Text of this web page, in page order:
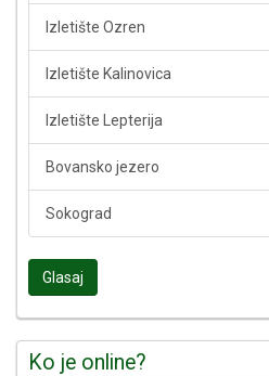
Izletište Ozren
Izletište Kalinovica
Izletište Lepterija
Bovansko jezero
Sokograd
Glasaj
Ko je online?